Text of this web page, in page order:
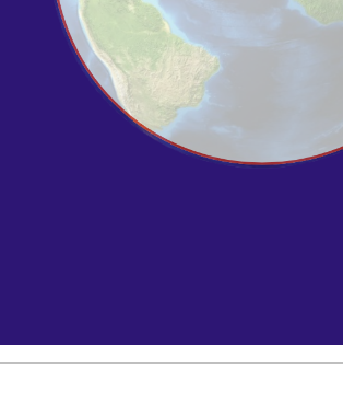
Alle Produkte
Visualisierung und
von Rasterdaten
mit ArcGIS Image Analyst